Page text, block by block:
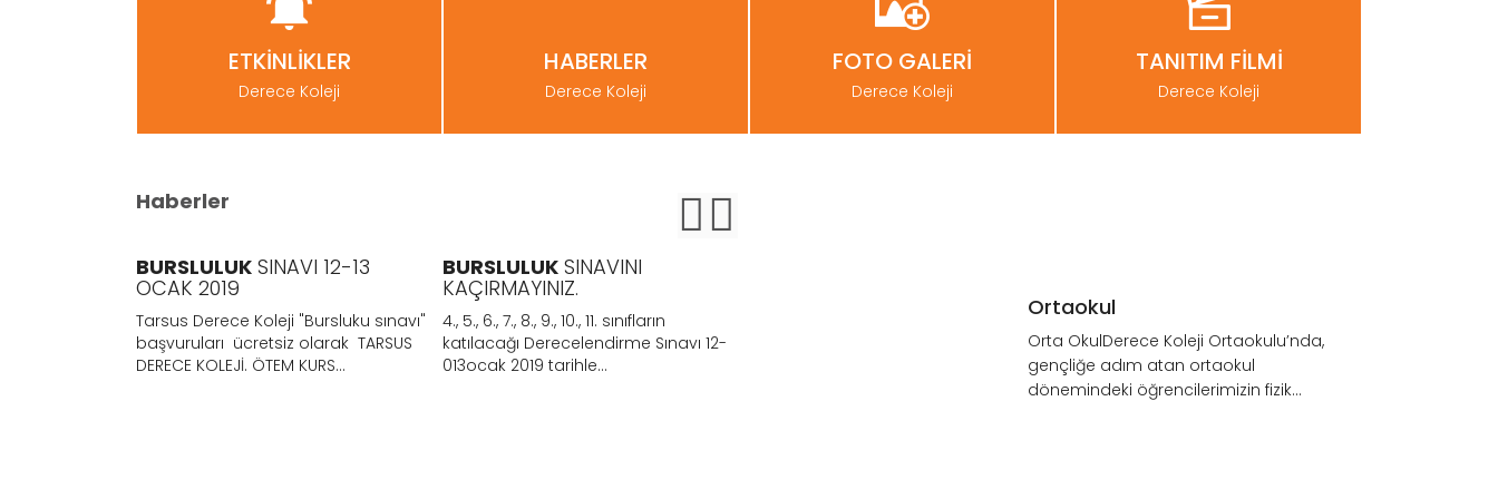
ETKİNLİKLER
Derece Koleji
HABERLER
Derece Koleji
FOTO GALERİ
Derece Koleji
TANITIM FİLMİ
Derece Koleji
Haberler
BURSLULUK SINAVI 12-13
OCAK 2019
Tarsus Derece Koleji "Bursluku sınavı"
başvuruları ücretsiz olarak TARSUS
DERECE KOLEJİ. ÖTEM KURS...
BURSLULUK SINAVINI
KAÇIRMAYINIZ.
4., 5., 6., 7., 8., 9., 10., 11. sınıfların
katılacağı Derecelendirme Sınavı 12-
013ocak 2019 tarihle...
Tarsus Derece Koleji "Bursluku sınavı"
4., 5., 6., 7., 8., 9., 10., 11. sınıfların
katılacağı Derecelendirme Sınavı 12-
013ocak 2019 tarihle...
Ortaokul
Orta OkulDerece Koleji Ortaokulu’nda,
gençliğe adım atan ortaokul
dönemindeki öğrencilerimizin fizik...